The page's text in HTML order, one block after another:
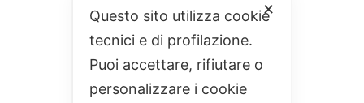
✕
Questo sito utilizza cookie
tecnici e di profilazione.
Puoi accettare, rifiutare o
personalizzare i cookie